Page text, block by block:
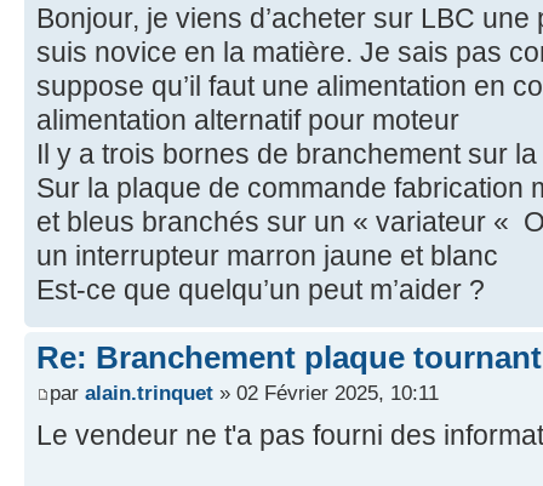
Bonjour, je viens d’acheter sur LBC
suis novice en la matière. Je sais pas
suppose qu’il faut une alimentation en
alimentation alternatif pour moteur
Il y a trois bornes de branchement sur
Sur la plaque de commande fabrication
et bleus branchés sur un « variateur «
un interrupteur marron jaune et blanc
Est-ce que quelqu’un peut m’aider ?
Re: Branchement plaque
par alain.trinquet » 02 Février 2025, 10:11
Le vendeur ne t'a pas fourni des